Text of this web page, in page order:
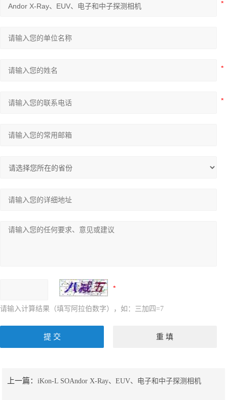
请输入计算结果（填写阿拉伯数字），如：三加四=7
上一篇：iKon-L SOAndor X-Ray、EUV、电子和中子探测相机